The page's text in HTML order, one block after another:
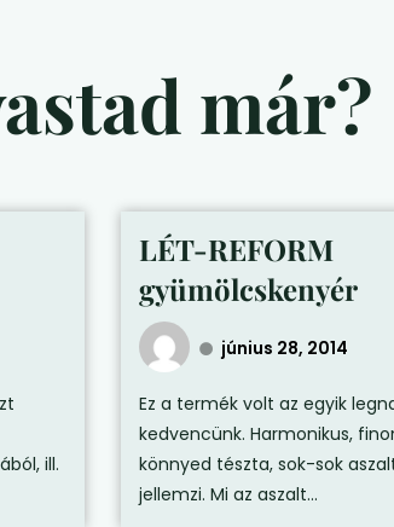
már?
ill.
LÉT-REFORM
gyümölcskenyér
június 28, 2014
Ez a termék volt az egyik
kedvencünk. Harmonikus,
könnyed tészta, sok-sok
jellemzi. Mi az aszalt...